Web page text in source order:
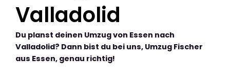
Valladolid
Du planst deinen Umzug von Essen nach
Valladolid? Dann bist du bei uns, Umzug Fischer
aus Essen, genau richtig!